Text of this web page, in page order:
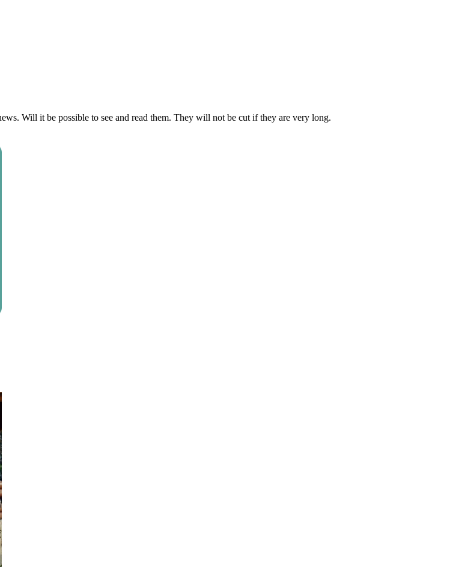
Will it be possible to see and read them. They will not be cut if they are very long.